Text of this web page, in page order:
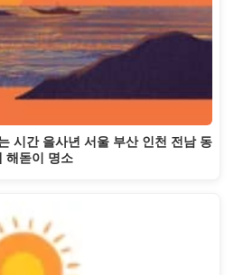
시간 을사년 서울 부산 인천 전남 동
해돋이 명소